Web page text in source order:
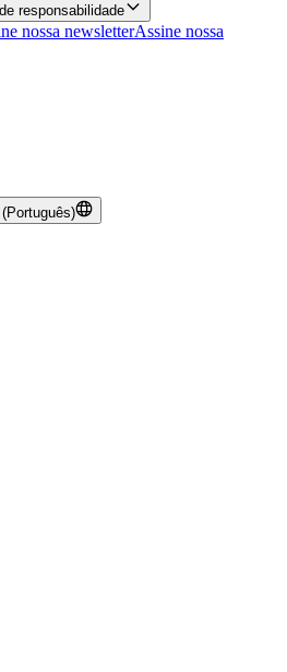
responsabilidade
nossa newsletterAssine nossa